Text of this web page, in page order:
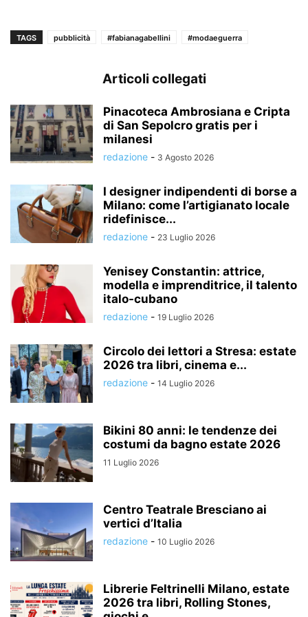
TAGS pubblicità #fabianagabellini #modaeguerra
Articoli collegati
Pinacoteca Ambrosiana e Cripta
di San Sepolcro gratis per i
milanesi
redazione - 3 Agosto 2026
I designer indipendenti di borse a
Milano: come l’artigianato locale
ridefinisce...
redazione - 23 Luglio 2026
Yenisey Constantin: attrice,
modella e imprenditrice, il talento
italo-cubano
redazione - 19 Luglio 2026
Circolo dei lettori a Stresa: estate
2026 tra libri, cinema e...
redazione - 14 Luglio 2026
Bikini 80 anni: le tendenze dei
costumi da bagno estate 2026
11 Luglio 2026
Centro Teatrale Bresciano ai
vertici d’Italia
redazione - 10 Luglio 2026
Librerie Feltrinelli Milano, estate
2026 tra libri, Rolling Stones,